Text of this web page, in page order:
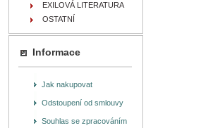
EXILOVÁ LITERATURA
OSTATNÍ
Informace
Jak nakupovat
Odstoupení od smlouvy
Souhlas se zpracováním